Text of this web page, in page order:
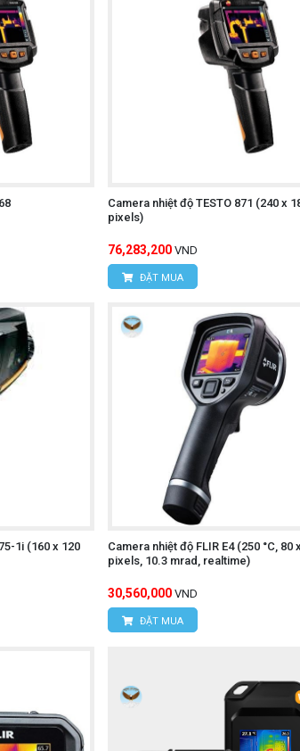
Camera nhiệt độ TESTO 871 (240 x
pixels)
76,283,200 VND
ĐẶT MUA
1i (160 x 120
Camera nhiệt độ FLIR E4 (250 °C, 80
pixels, 10.3 mrad, realtime)
30,560,000 VND
ĐẶT MUA